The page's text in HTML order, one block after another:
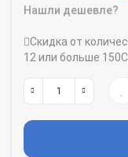
Нашли дешевле?
Скидка от
12 или больше